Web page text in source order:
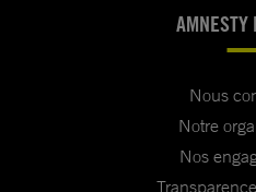
AMNESTY
Nous
Notre
Nos